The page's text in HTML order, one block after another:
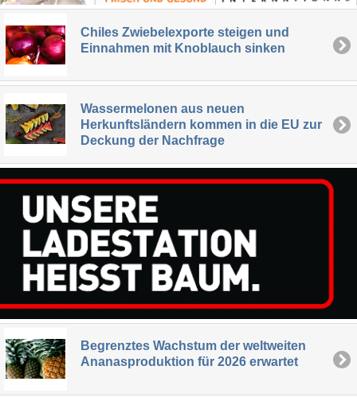
Chiles Zwiebelexporte steigen und
Einnahmen mit Knoblauch sinken
Wassermelonen aus neuen
Herkunftsländern kommen in die EU zur
Deckung der Nachfrage
Begrenztes Wachstum der weltweiten
Ananasproduktion für 2026 erwartet